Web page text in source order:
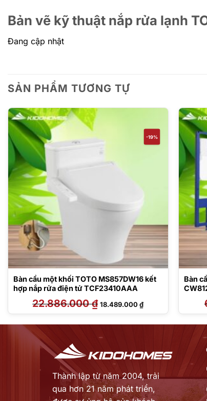
Bản vẽ kỹ thuật nắp rửa lạnh
Đang cập nhật
SẢN PHẨM TƯƠNG TỰ
-19%
Bàn cầu một khối TOTO MS857DW16 kết
hợp nắp rửa điện tử TCF23410AAA
22.886.000₫ Giá
gốc
là:
18.489.000₫Giá
hiện
tại
18.489.000 ₫.
Bàn
₫.
Thành lập từ năm 2004, trải
qua hơn 21 năm phát triển,